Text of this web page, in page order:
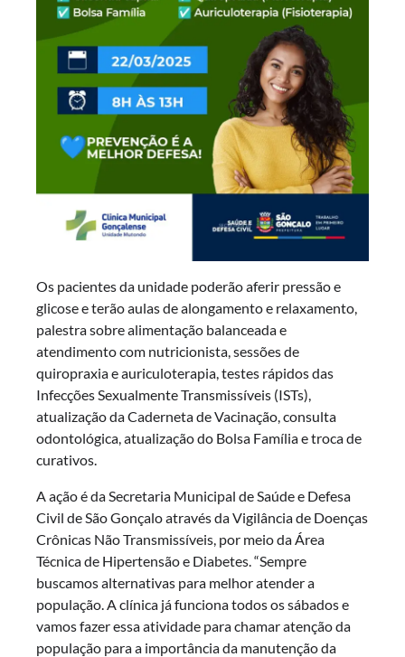
Os pacientes da unidade poderão aferir pressão e
glicose e terão aulas de alongamento e relaxamento,
palestra sobre alimentação balanceada e
atendimento com nutricionista, sessões de
quiropraxia e auriculoterapia, testes rápidos das
Infecções Sexualmente Transmissíveis (ISTs),
atualização da Caderneta de Vacinação, consulta
odontológica, atualização do Bolsa Família e troca de
curativos.
A ação é da Secretaria Municipal de Saúde e Defesa
Civil de São Gonçalo através da Vigilância de Doenças
Crônicas Não Transmissíveis, por meio da Área
Técnica de Hipertensão e Diabetes. “Sempre
buscamos alternativas para melhor atender a
população. A clínica já funciona todos os sábados e
vamos fazer essa atividade para chamar atenção da
população para a importância da manutenção da